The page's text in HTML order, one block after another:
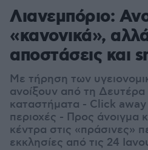
Λιανεμπόριο:
«κανονικά»,
αποστάσεις και
Με τήρηση των
ανοίξουν από τη Δευτέρα
καταστήματα - Click away
περιοχές - Προς άνοιγμα
κέντρα στις «πράσινες»
εκκλησίες από τις 24